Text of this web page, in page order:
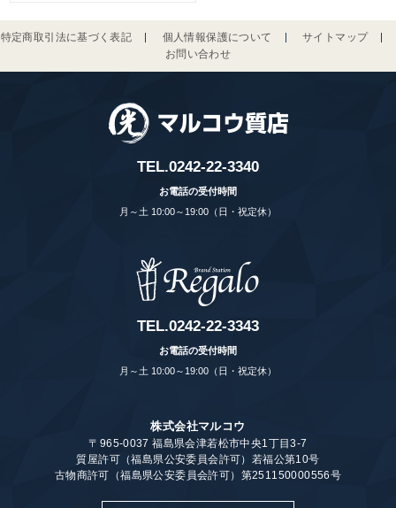
特定商取引法に基づく表記 個人情報保護について
サイトマップ
お問い合わせ
TEL.0242-22-3340
お電話の受付時間
月～土 10:00～19:00（日・祝定休）
TEL.0242-22-3343
お電話の受付時間
月～土 10:00～19:00（日・祝定休）
株式会社マルコウ
〒965-0037 福島県会津若松市中央1丁目3-7
質屋許可（福島県公安委員会許可）若福公第10号
古物商許可（福島県公安委員会許可）第251150000556号